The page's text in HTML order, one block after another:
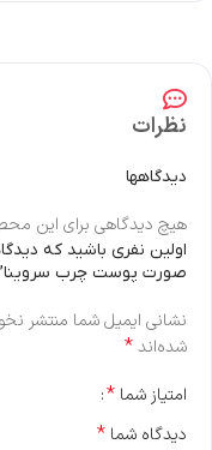
نظرات
دیدگاهها
هیچ دیدگاهی برای این
اولین نفری باشید که
صورت پوست چرب
نشانی ایمیل شما منتشر
شده‌اند*
امتیاز شما *
دیدگاه شما *